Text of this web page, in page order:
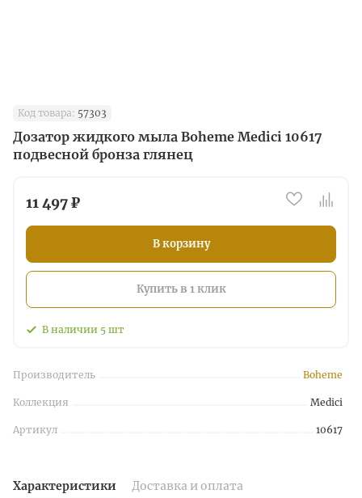
Код товара: 57303
Дозатор жидкого мыла Boheme Medici 10617
подвесной бронза глянец
11 497 ₽
В корзину
Купить в 1 клик
В наличии 5 шт
Производитель Boheme
Коллекция Medici
Артикул 10617
Характеристики Доставка и оплата